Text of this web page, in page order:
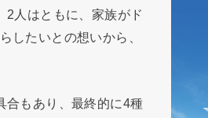
2人はともに、家族がド
したいとの想いから、
合もあり、最終的に4種